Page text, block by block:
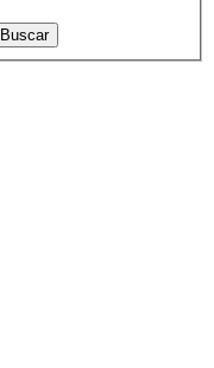
Buscar